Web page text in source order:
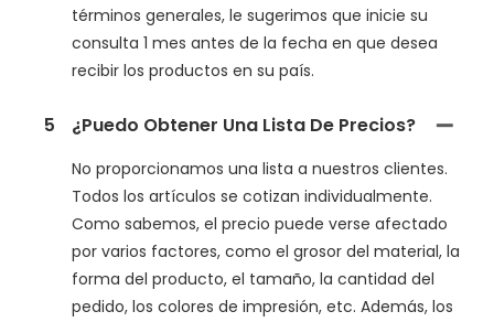
términos generales, le sugerimos que inicie su
consulta 1 mes antes de la fecha en que desea
recibir los productos en su país.
5 ¿Puedo Obtener Una Lista De Precios?
No proporcionamos una lista a nuestros clientes.
Todos los artículos se cotizan individualmente.
Como sabemos, el precio puede verse afectado
por varios factores, como el grosor del material, la
forma del producto, el tamaño, la cantidad del
pedido, los colores de impresión, etc. Además, los